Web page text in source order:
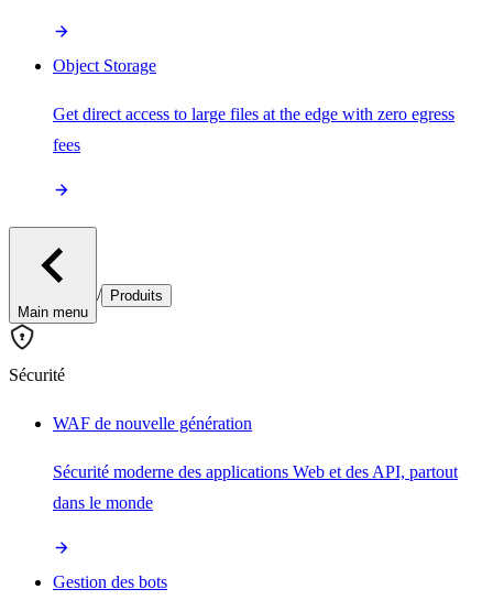
Object Storage
Get direct access to large files at the edge with zero egress
fees
Main menu
/ Produits
Sécurité
WAF de nouvelle génération
Sécurité moderne des applications Web et des API, partout
dans le monde
Gestion des bots